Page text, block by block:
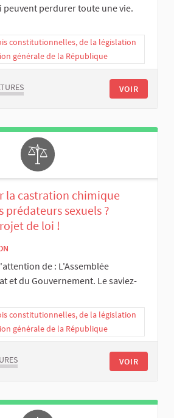
peuvent perdurer toute une vie.
constitutionnelles, de la législation
générale de la République
VOIR
la castration chimique
prédateurs sexuels ?
de loi !
de : L'Assemblée
et du Gouvernement. Le saviez-
constitutionnelles, de la législation
générale de la République
VOIR